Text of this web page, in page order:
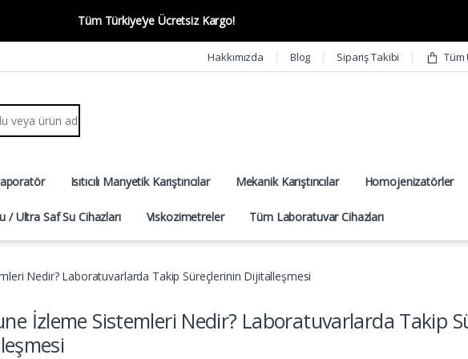
Tüm Türkiye’ye Ücretsiz Kargo!
Hakkımızda Blog Sipariş Takibi Tüm
Isıtıcılı Manyetik Karıştırıcılar Mekanik Karıştırıcılar Homojenizatörler
/ Ultra Saf Su Cihazları Viskozimetreler Tüm Laboratuvar Cihazları
Nedir? Laboratuvarlarda Takip Süreçlerinin Dijitalleşmesi
İzleme Sistemleri Nedir? Laboratuvarlarda Takip